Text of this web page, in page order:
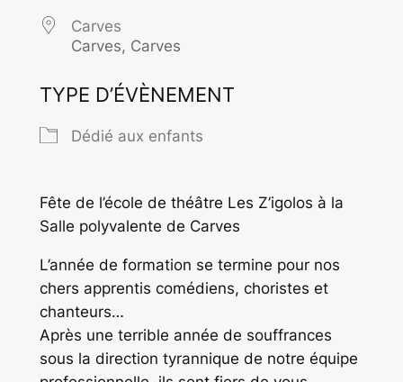
Carves
Carves, Carves
TYPE D’ÉVÈNEMENT
Dédié aux enfants
Fête de l’école de théâtre Les Z’igolos à la
Salle polyvalente de Carves
L’année de formation se termine pour nos
chers apprentis comédiens, choristes et
chanteurs…
Après une terrible année de souffrances
sous la direction tyrannique de notre équipe